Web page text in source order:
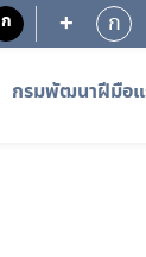
ก + ก
กรมพัฒนาฝีมือแ